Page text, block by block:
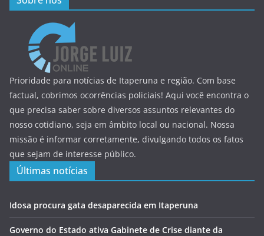
Prioridade para notícias de Itaperuna e região. Com base
factual, cobrimos ocorrências policiais! Aqui você encontra o
que precisa saber sobre diversos assuntos relevantes do
nosso cotidiano, seja em âmbito local ou nacional. Nossa
missão é informar corretamente, divulgando todos os fatos
que sejam de interesse público.
Últimas notícias
Idosa procura gata desaparecida em Itaperuna
Governo do Estado ativa Gabinete de Crise diante da